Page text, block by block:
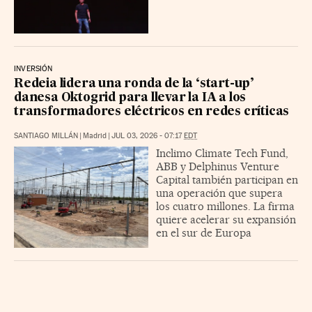
INVERSIÓN
Redeia lidera una ronda de la ‘start-up’
danesa Oktogrid para llevar la IA a los
transformadores eléctricos en redes críticas
SANTIAGO MILLÁN Madrid JUL 03, 2026 - 07:17 EDT
Inclimo Climate Tech Fund,
ABB y Delphinus Venture
Capital también participan en
una operación que supera
los cuatro millones. La firma
quiere acelerar su expansión
en el sur de Europa